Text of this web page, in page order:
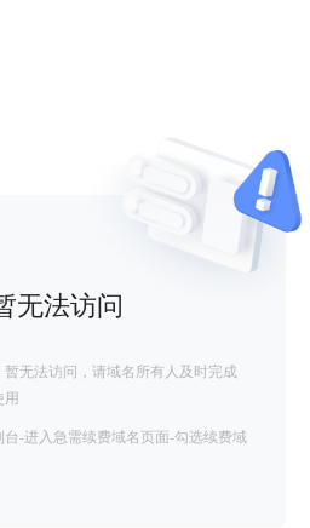
无法访问
无法访问，请域名所有人及时完成
用
-进入急需续费域名页面-勾选续费域